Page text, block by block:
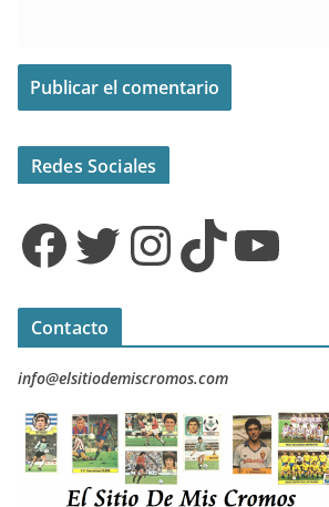
Redes Sociales
Facebook Twitter InstagramTikTok YouTube
Contacto
info@elsitiodemiscromos.com